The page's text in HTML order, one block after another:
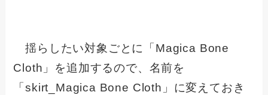
揺らしたい対象ごとに「Magica Bone
Cloth」を追加するので、名前を
「skirt_Magica Bone Cloth」に変えておき